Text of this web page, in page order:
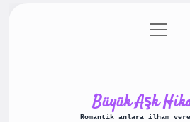
Gizlilik
menüyü
aç
Büyük Aşk
Romantik anlara ilham